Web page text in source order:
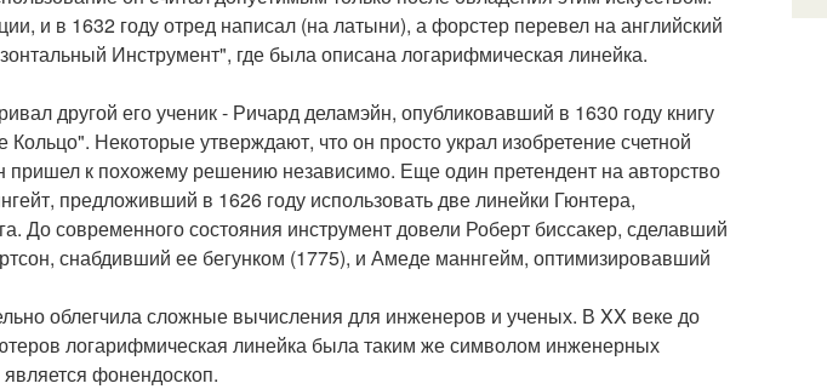
и в 1632 году отред написал (на латыни), а форстер перевел на английский
Инструмент", где была описана логарифмическая линейка.
другой его ученик - Ричард деламэйн, опубликовавший в 1630 году книгу
Некоторые утверждают, что он просто украл изобретение счетной
пришел к похожему решению независимо. Еще один претендент на авторство
предложивший в 1626 году использовать две линейки Гюнтера,
До современного состояния инструмент довели Роберт биссакер, сделавший
снабдивший ее бегунком (1775), и Амеде маннгейм, оптимизировавший
облегчила сложные вычисления для инженеров и ученых. В XX веке до
логарифмическая линейка была таким же символом инженерных
фонендоскоп.